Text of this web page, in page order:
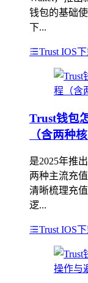
钱包的基础
下...
Trust IOS
Trust钱包
（含两种
是2025年推
两种主流充
清晰梳理充
逻...
Trust IOS